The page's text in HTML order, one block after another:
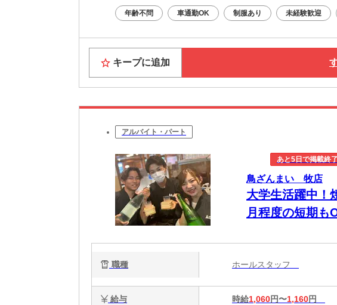
年齢不問 車通勤OK 制服あり 未経験歓迎
キープに追加
アルバイト・パート
あと5日で掲載終了
鳥ざんまい 牧店
大学生活躍中！
月程度の短期も
職種 ホールスタッフ
給与 時給1,060円〜1,160円